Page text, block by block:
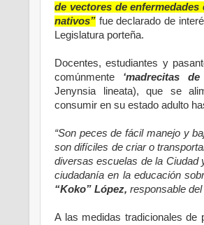
de vectores de
nativos” fue declarado de
Legislatura porteña.
Docentes, estudiantes y
comúnmente ‘madrecitas de
Jenynsia lineata), que se
consumir en su estado adulto
“Son peces de fácil manejo y
son difíciles de criar o
diversas escuelas de la Ciudad
ciudadanía en la educación
“Koko” López, responsable
A las medidas tradicionales de